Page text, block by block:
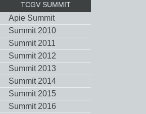
TCGV SUMMIT
Apie Summit
Summit 2010
Summit 2011
Summit 2012
Summit 2013
Summit 2014
Summit 2015
Summit 2016